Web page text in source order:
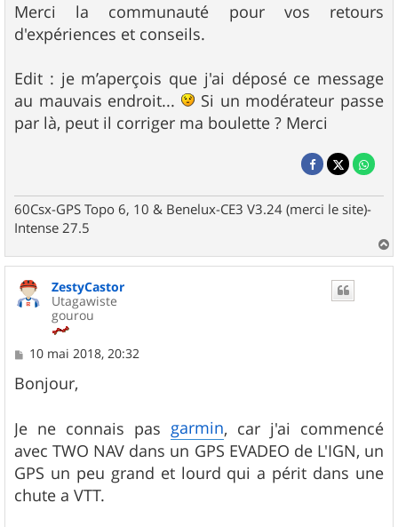
Merci la communauté pour vos retours
d'expériences et conseils.
Edit : je m’aperçois que j'ai déposé ce message
au mauvais endroit...
Si un modérateur passe
par là, peut il corriger ma boulette ? Merci
60Csx-GPS Topo 6, 10 & Benelux-CE3 V3.24 (merci le site)-
Intense 27.5
a
u
ZestyCastor
Utagawiste
gourou
M
s
s
g
e
10 mai 2018, 20:32
Bonjour,
Je ne connais pas garmin, car j'ai commencé
avec TWO NAV dans un GPS EVADEO de L'IGN, un
GPS un peu grand et lourd qui a périt dans une
chute a VTT.